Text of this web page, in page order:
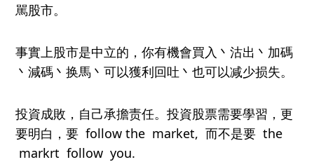
駡股市。
事實上股市是中立的，你有機會買入 丶沽出丶加碼
丶減碼 丶换馬 丶可以獲利回吐 丶也可以减少损失。
投資成敗，自己承擔责任。投資股票需要學習，更
要明白 ，要 follow the market,而不是要 the
markrt follow you.